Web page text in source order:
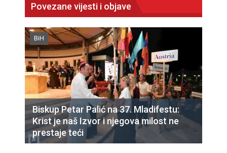
Povezane vijesti i objave
BiH
Biskup Petar Palić na 37. Mladifestu:
Krist je naš Izvor i njegova milost ne
prestaje teći